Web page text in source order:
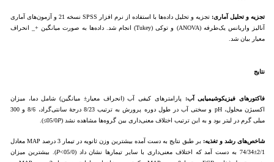
تجزیه و تحلیل آماری:
تجزیه و تحلیل داده‌ها با استفاده از نرم افزار SPSS نسخه 21 و آزمون‌های آماری
آنالیز واریانس یک‌طرفه (ANOVA) و توکی (Tukey) انجام شد. داده‌ها به صورت میانگین +_ انحراف
معیار بیان شد.
نتایج
فاکتورهای فیزیکوشیمیایی آب: پارامترهای کیفی آب (انحراف معیار± میانگین) شامل دما، میزان
اکسیژن محلول، pH و سختی آب در طول دوره پرورش به ترتیب 8/23 درجۀ سانتی‌گراد، 8/6 و 300
میلی گرم در لیتر بود و به این ترتیب اختلاف معنی‌داری بین گروه‌ها مشاهده نشد (05/0P
≥).
شاخص‌های رشد و تغذیه:
بر طبق نتایج به دست آمده بیشترین وزن ثانویه در تیمار 3 درصد MAP معادل
2/1±74/34 به دست آمد که اختلاف معنی‌داری با سایر تیمارها نشان داد (05/0>
P). بیشترین میزان